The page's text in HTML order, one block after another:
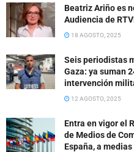
Beatriz Ariño es
Audiencia de
18 AGOSTO, 2025
Seis periodistas
Gaza: ya suman
intervención
12 AGOSTO, 2025
Entra en vigor el
de Medios de
España, a medias